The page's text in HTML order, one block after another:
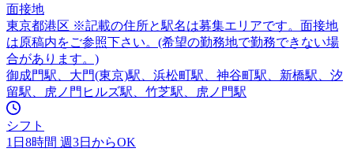
面接地
東京都港区 ※記載の住所と駅名は募集エリアです。面接地
は原稿内をご参照下さい。(希望の勤務地で勤務できない場
合があります。)
御成門駅、大門(東京)駅、浜松町駅、神谷町駅、新橋駅、汐
留駅、虎ノ門ヒルズ駅、竹芝駅、虎ノ門駅
シフト
1日8時間 週3日からOK